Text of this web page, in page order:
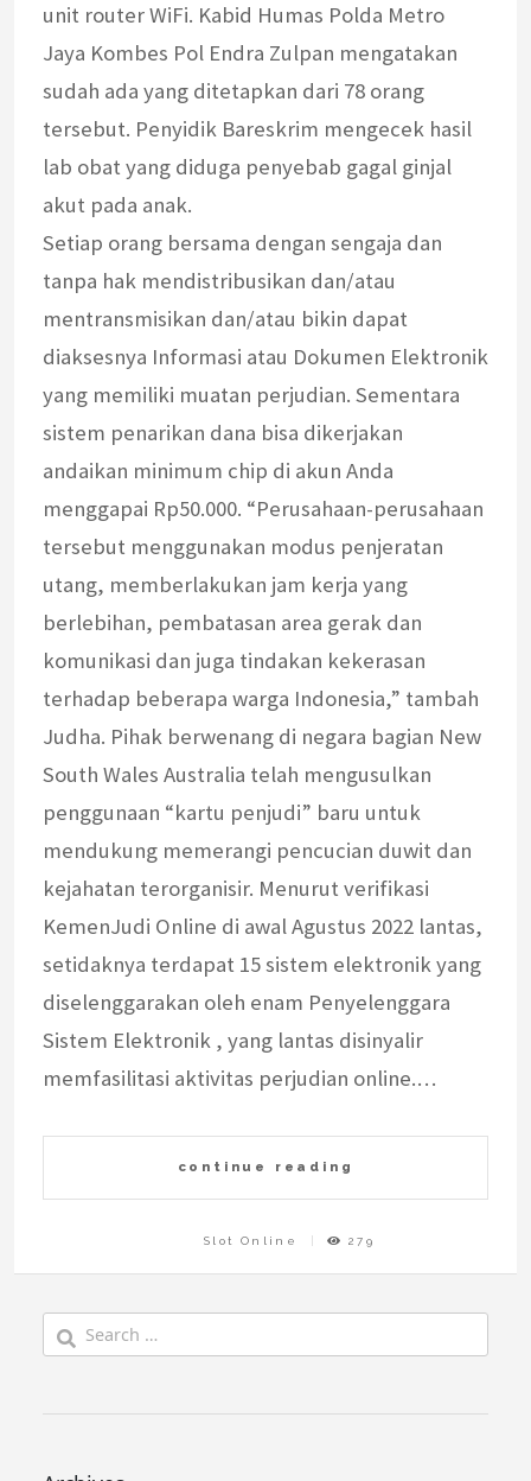
unit router WiFi. Kabid Humas Polda Metro
Jaya Kombes Pol Endra Zulpan mengatakan
sudah ada yang ditetapkan dari 78 orang
tersebut. Penyidik Bareskrim mengecek hasil
lab obat yang diduga penyebab gagal ginjal
akut pada anak.
Setiap orang bersama dengan sengaja dan
tanpa hak mendistribusikan dan/atau
mentransmisikan dan/atau bikin dapat
diaksesnya Informasi atau Dokumen Elektronik
yang memiliki muatan perjudian. Sementara
sistem penarikan dana bisa dikerjakan
andaikan minimum chip di akun Anda
menggapai Rp50.000. “Perusahaan-perusahaan
tersebut menggunakan modus penjeratan
utang, memberlakukan jam kerja yang
berlebihan, pembatasan area gerak dan
komunikasi dan juga tindakan kekerasan
terhadap beberapa warga Indonesia,” tambah
Judha. Pihak berwenang di negara bagian New
South Wales Australia telah mengusulkan
penggunaan “kartu penjudi” baru untuk
mendukung memerangi pencucian duwit dan
kejahatan terorganisir. Menurut verifikasi
KemenJudi Online di awal Agustus 2022 lantas,
setidaknya terdapat 15 sistem elektronik yang
diselenggarakan oleh enam Penyelenggara
Sistem Elektronik , yang lantas disinyalir
memfasilitasi aktivitas perjudian online.…
continue reading
Slot Online 279
for: